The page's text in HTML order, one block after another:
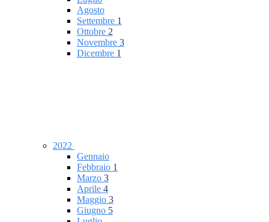
Agosto
Settembre 1
Ottobre 2
Novembre 3
Dicembre 1
2022
Gennaio
Febbraio 1
Marzo 3
Aprile 4
Maggio 3
Giugno 5